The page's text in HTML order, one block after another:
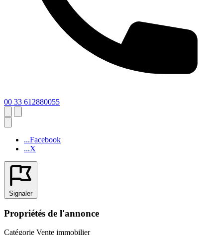
00 33 612880055
...Facebook
...X
Signaler
Propriétés de l'annonce
Catégorie Vente immobilier